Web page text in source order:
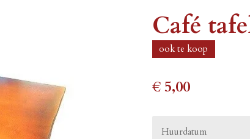
Café
ook te koop
€ 5,00
Huurdatum